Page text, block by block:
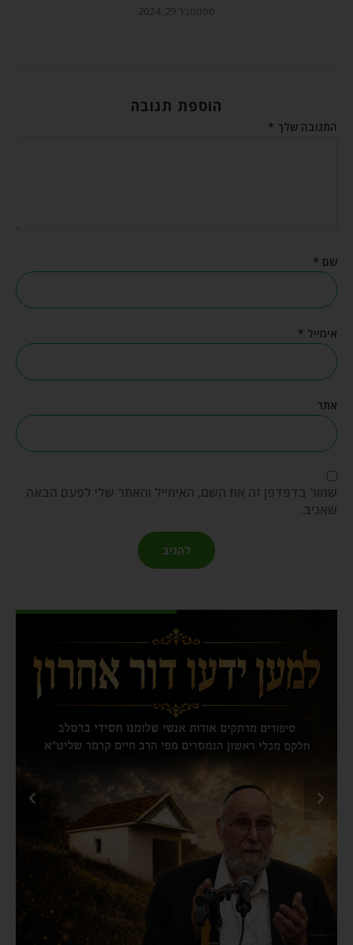
ספטמבר 29, 2024
הוספת תגובה
התגובה שלך *
שם *
אימייל *
אתר
שמור בדפדפן זה את השם, האימייל והאתר שלי לפעם הבאה
שאגיב.